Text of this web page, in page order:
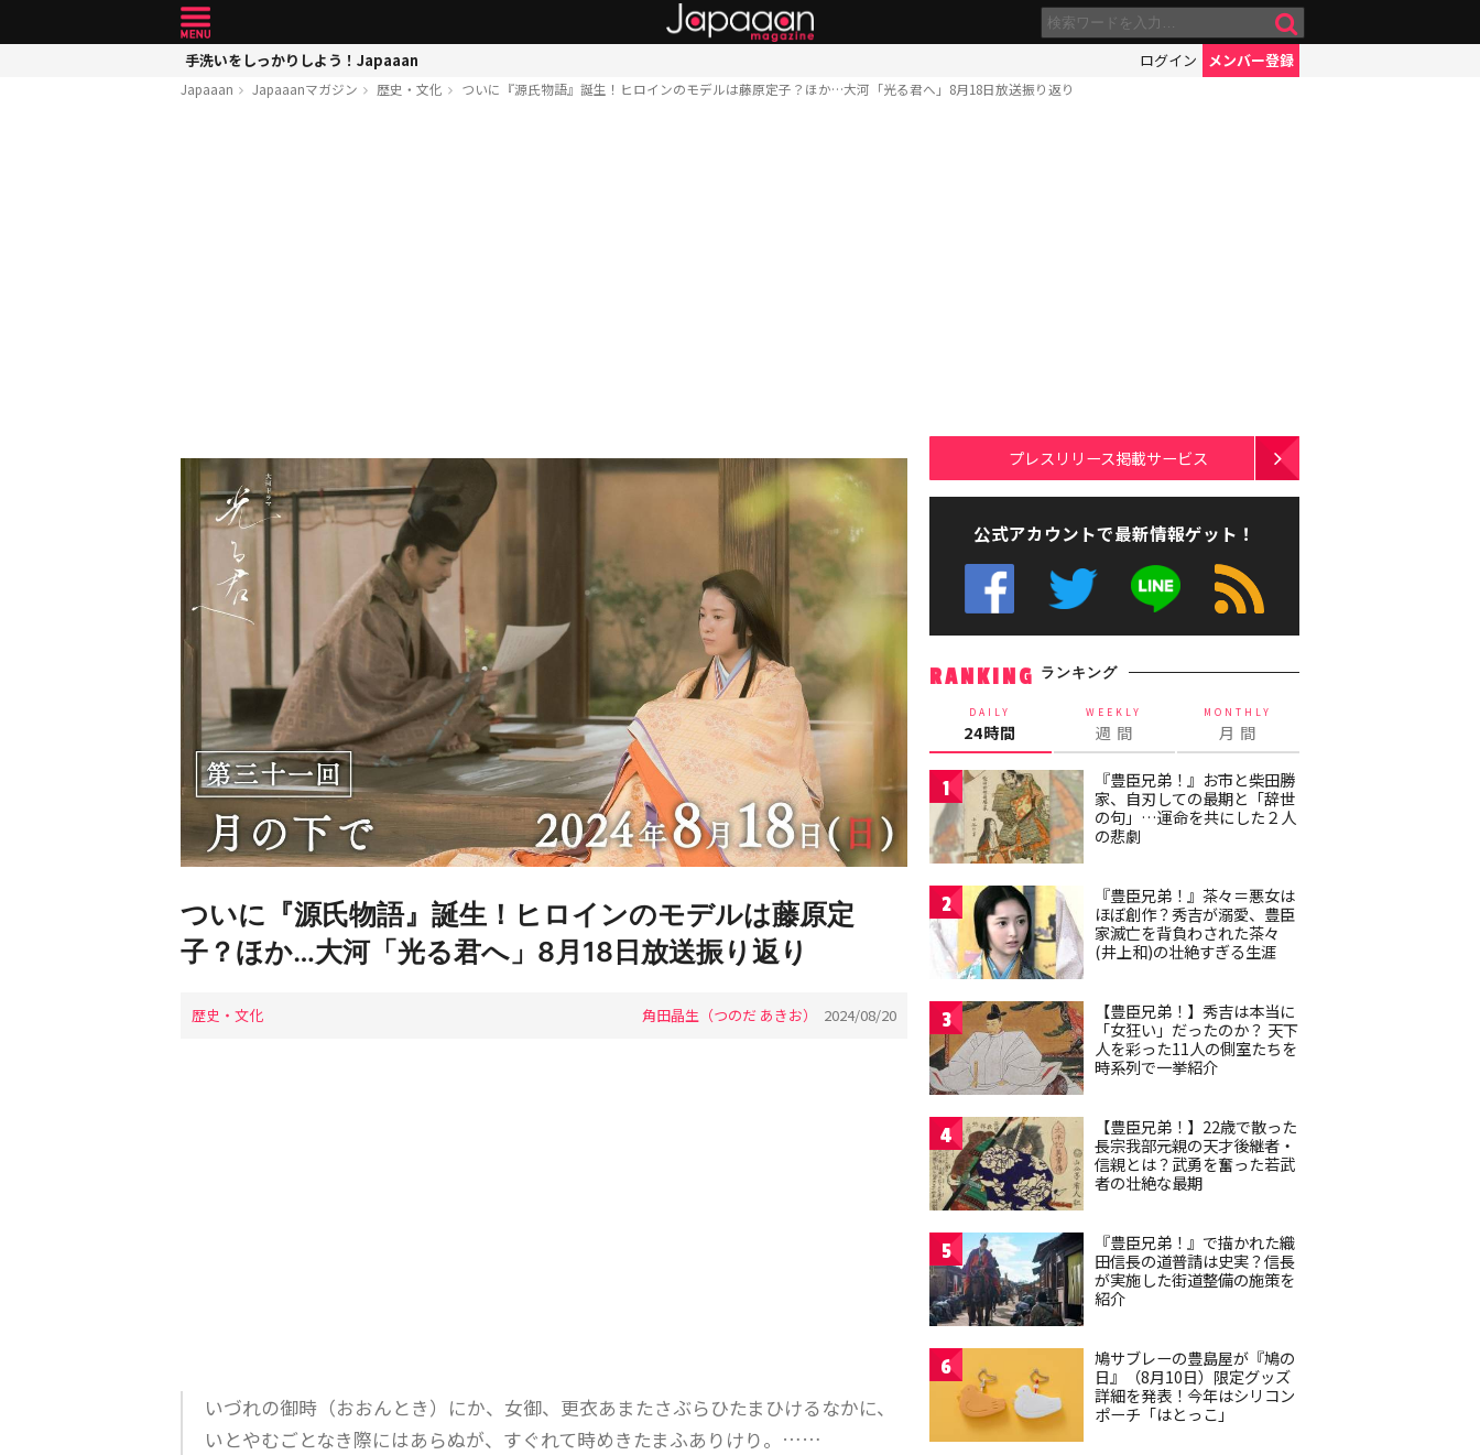
手洗いをしっかりしよう！Japaaan ログイン メンバー登録
Japaaan Japaaanマガジン 歴史・文化 ついに『源氏物語』誕生！ヒロインのモデルは藤原定子？ほか…大河「光る君へ」8月18日放送振り返り
ついに『源氏物語』誕生！ヒロインのモデルは藤原定
子？ほか…大河「光る君へ」8月18日放送振り返り
歴史・文化 角田晶生（つのだ あきお） 2024/08/20
いづれの御時（おおんとき）にか、女御、更衣あまたさぶらひたまひけるなかに、
いとやむごとなき際にはあらぬが、すぐれて時めきたまふありけり。……
プレスリリース掲載サービス
公式アカウントで最新情報ゲット！
RANKING ランキング
DAILY
24時間
WEEKLY
週 間
MONTHLY
月 間
1
『豊臣兄弟！』お市と柴田勝
家、自刃しての最期と「辞世
の句」…運命を共にした２人
の悲劇
2
『豊臣兄弟！』茶々＝悪女は
ほぼ創作？秀吉が溺愛、豊臣
家滅亡を背負わされた茶々
(井上和)の壮絶すぎる生涯
3
【豊臣兄弟！】秀吉は本当に
「女狂い」だったのか？ 天下
人を彩った11人の側室たちを
時系列で一挙紹介
4
【豊臣兄弟！】22歳で散った
長宗我部元親の天才後継者・
信親とは？武勇を奮った若武
者の壮絶な最期
5
『豊臣兄弟！』で描かれた織
田信長の道普請は史実？信長
が実施した街道整備の施策を
紹介
6
鳩サブレーの豊島屋が『鳩の
日』（8月10日）限定グッズ
詳細を発表！今年はシリコン
ポーチ「はとっこ」